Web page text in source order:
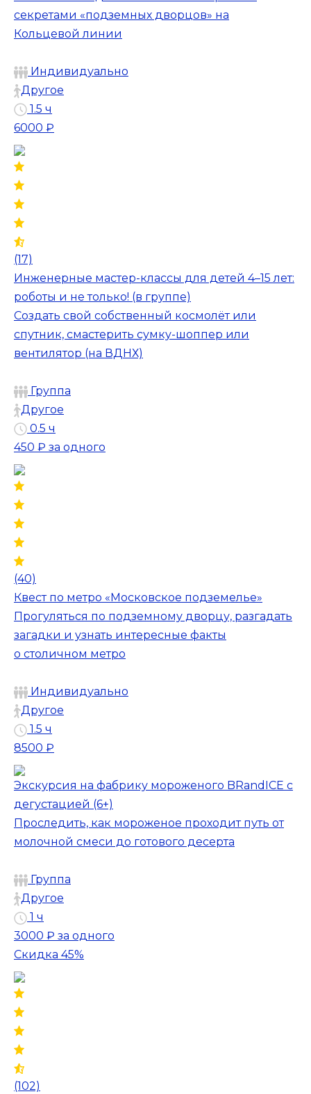
секретами «подземных дворцов» на
Кольцевой линии
Индивидуально
Другое
1.5 ч
6000 ₽
(17)
Инженерные мастер-классы для детей 4–15 лет:
роботы и не только! (в группе)
Создать свой собственный космолёт или
спутник, смастерить сумку-шоппер или
вентилятор (на ВДНХ)
Группа
Другое
0.5 ч
450 ₽ за одного
(40)
Квест по метро «Московское подземелье»
Прогуляться по подземному дворцу, разгадать
загадки и узнать интересные факты
о столичном метро
Индивидуально
Другое
1.5 ч
8500 ₽
Экскурсия на фабрику мороженого BRandICE с
дегустацией (6+)
Проследить, как мороженое проходит путь от
молочной смеси до готового десерта
Группа
Другое
1 ч
3000 ₽ за одного
Скидка 45%
(102)